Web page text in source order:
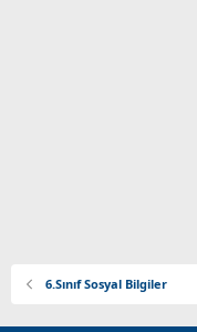
6.Sınıf Sosyal Bilgiler